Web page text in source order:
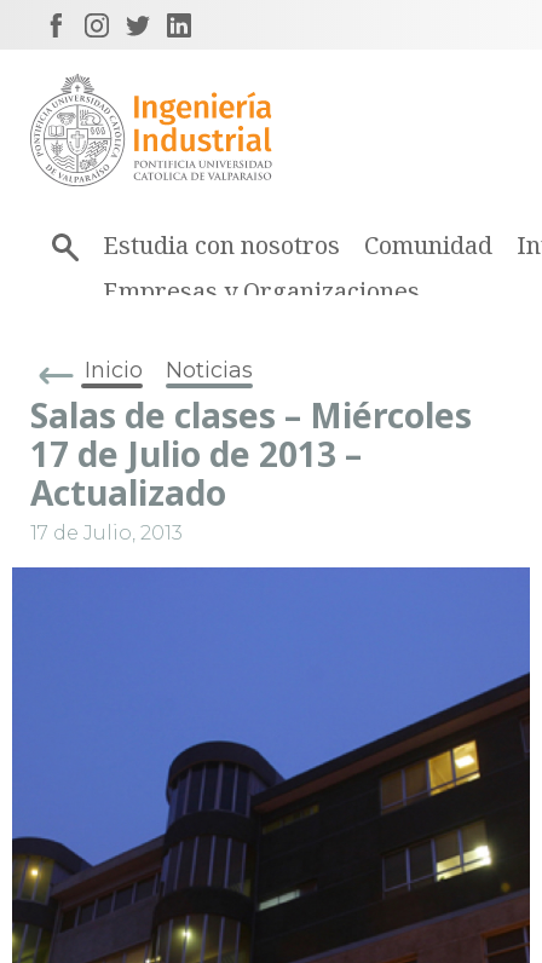
Estudia con nosotros Comunidad
Empresas y Organizaciones
Inicio Noticias
Salas de clases – Miércoles
17 de Julio de 2013 –
Actualizado
17 de Julio, 2013